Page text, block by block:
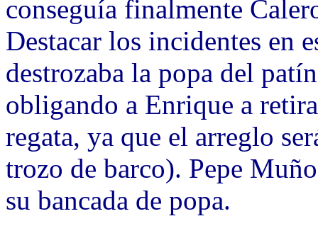
conseguía finalmente
Destacar los incidentes en
destrozaba la popa del
obligando a Enrique a
regata, ya que el arreglo
trozo de barco). Pepe
su bancada de popa.